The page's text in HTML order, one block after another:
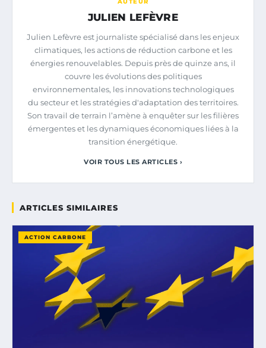
JULIEN LEFÈVRE
Julien Lefèvre est journaliste spécialisé dans les enjeux
climatiques, les actions de réduction carbone et les
énergies renouvelables. Depuis près de quinze ans, il
couvre les évolutions des politiques
environnementales, les innovations technologiques
du secteur et les stratégies d'adaptation des territoires.
Son travail de terrain l’amène à enquêter sur les filières
émergentes et les dynamiques économiques liées à la
transition énergétique.
VOIR TOUS LES ARTICLES ›
ARTICLES SIMILAIRES
ACTION CARBONE